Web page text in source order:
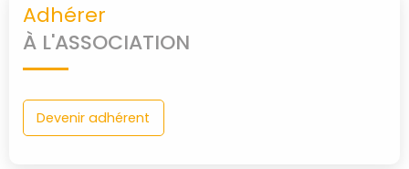
Adhérer
À L'ASSOCIATION
Devenir adhérent
DONS
FORMATIONS